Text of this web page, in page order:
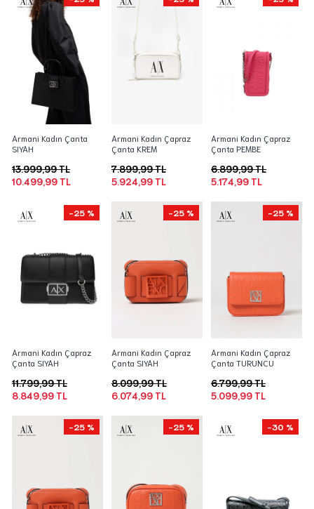
Armani Kadın Çanta
SIYAH
10.499,99 TL
13.999,99 TL
Armani Kadın Çapraz
Çanta KREM
5.924,99 TL
7.899,99 TL
Armani Kadın Çapraz
Çanta PEMBE
5.174,99 TL
6.899,99 TL
-25 %
Armani Kadın Çapraz
Çanta SIYAH
8.849,99 TL
11.799,99 TL
-25 %
Armani Kadın Çapraz
Çanta SIYAH
6.074,99 TL
8.099,99 TL
-25 %
Armani Kadın Çapraz
Çanta TURUNCU
5.099,99 TL
6.799,99 TL
-25 % -25 % -30 %